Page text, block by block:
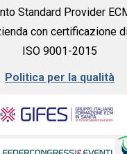
Standard Provider
con certificazione
ISO 9001-2015
Politica per la qualità